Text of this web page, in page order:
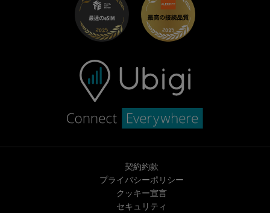
ヘルプセンター
お問い合わせ先
契約約款
プライバシーポリシー
クッキー宣言
セキュリティ